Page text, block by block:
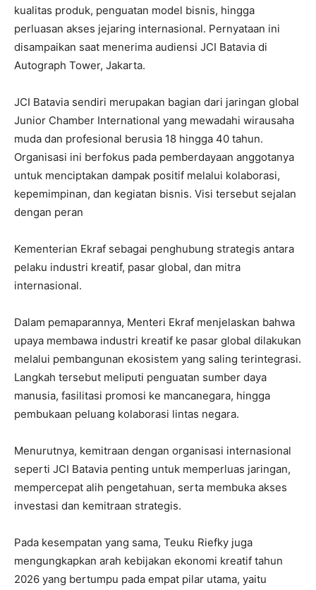
kualitas produk, penguatan model bisnis, hingga
perluasan akses jejaring internasional. Pernyataan ini
disampaikan saat menerima audiensi JCI Batavia di
Autograph Tower, Jakarta.
‎JCI Batavia sendiri merupakan bagian dari jaringan global
Junior Chamber International yang mewadahi wirausaha
muda dan profesional berusia 18 hingga 40 tahun.
Organisasi ini berfokus pada pemberdayaan anggotanya
untuk menciptakan dampak positif melalui kolaborasi,
kepemimpinan, dan kegiatan bisnis. Visi tersebut sejalan
dengan peran
‎Kementerian Ekraf sebagai penghubung strategis antara
pelaku industri kreatif, pasar global, dan mitra
internasional.
‎Dalam pemaparannya, Menteri Ekraf menjelaskan bahwa
upaya membawa industri kreatif ke pasar global dilakukan
melalui pembangunan ekosistem yang saling terintegrasi.
Langkah tersebut meliputi penguatan sumber daya
manusia, fasilitasi promosi ke mancanegara, hingga
pembukaan peluang kolaborasi lintas negara.
‎Menurutnya, kemitraan dengan organisasi internasional
seperti JCI Batavia penting untuk memperluas jaringan,
mempercepat alih pengetahuan, serta membuka akses
investasi dan kemitraan strategis.
‎Pada kesempatan yang sama, Teuku Riefky juga
mengungkapkan arah kebijakan ekonomi kreatif tahun
2026 yang bertumpu pada empat pilar utama, yaitu